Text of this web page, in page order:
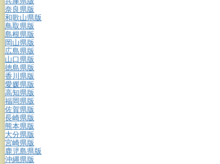
奈良県版
和歌山県版
鳥取県版
島根県版
岡山県版
広島県版
山口県版
徳島県版
香川県版
愛媛県版
高知県版
福岡県版
佐賀県版
長崎県版
熊本県版
大分県版
宮崎県版
鹿児島県版
沖縄県版